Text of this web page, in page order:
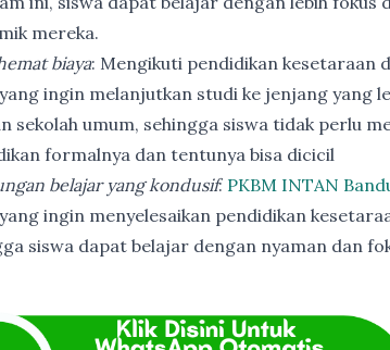
mereka.
biaya: Mengikuti pendidikan kesetaraan
ingin melanjutkan studi ke jenjang yang
sekolah umum, sehingga siswa tidak perlu
formalnya dan tentunya bisa dicicil
belajar yang kondusif: PKBM INTAN
ingin menyelesaikan pendidikan
siswa dapat belajar dengan nyaman dan